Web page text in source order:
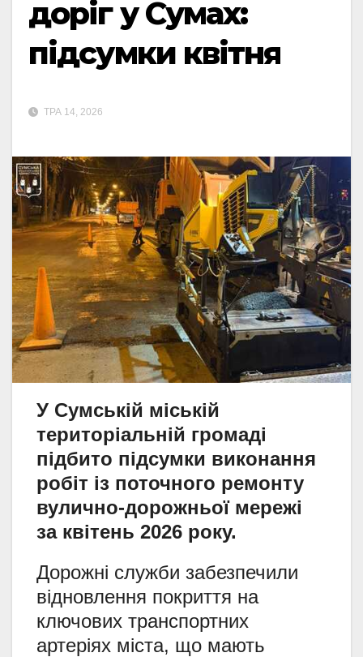
доріг у Сумах:
підсумки квітня
ТРА 14, 2026
У Сумській міській
територіальній громаді
підбито підсумки виконання
робіт із поточного ремонту
вулично-дорожньої мережі
за квітень 2026 року.
Дорожні служби забезпечили
відновлення покриття на
ключових транспортних
артеріях міста, що мають